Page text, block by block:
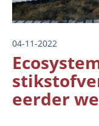
04-11-2022
eerder